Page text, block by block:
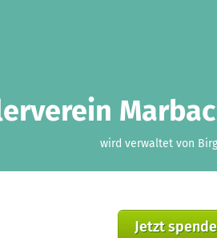
wird verwaltet von
Jetzt